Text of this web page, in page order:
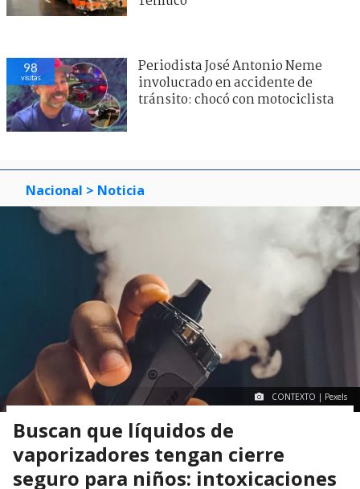
98
visitas
Periodista José Antonio Neme
involucrado en accidente de
tránsito: chocó con motociclista
Nacional > Noticia
CONTEXTO | Pexels
Buscan que líquidos de
vaporizadores tengan cierre
seguro para niños: intoxicaciones